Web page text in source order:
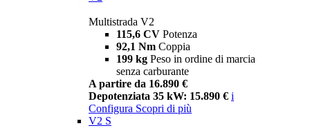
Multistrada V2
115,6 CV Potenza
92,1 Nm Coppia
199 kg Peso in ordine di marcia
senza carburante
A partire da 16.890 €
Depotenziata 35 kW: 15.890 € i
Configura Scopri di più
V2 S